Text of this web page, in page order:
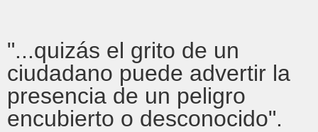
"...quizás el grito de un
ciudadano puede advertir la
presencia de un peligro
encubierto o desconocido".